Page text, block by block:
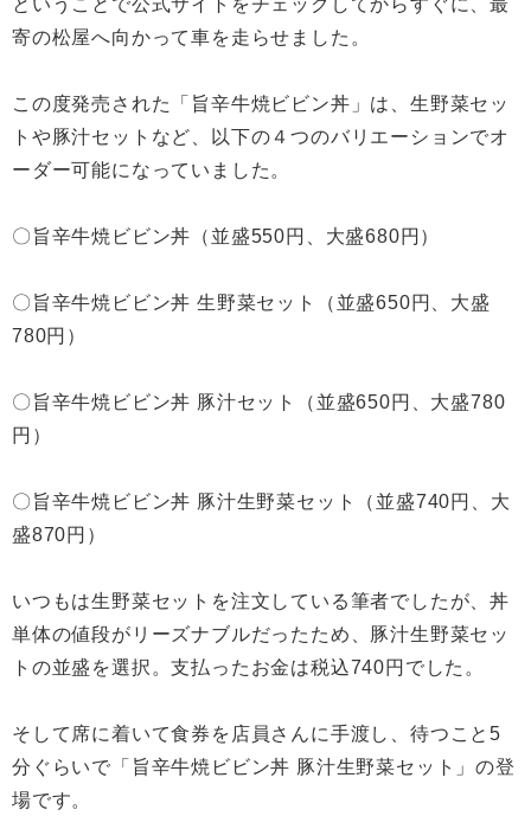
ということで公式サイトをチェックしてからすぐに、最
寄の松屋へ向かって車を走らせました。
この度発売された「旨辛牛焼ビビン丼」は、生野菜セッ
トや豚汁セットなど、以下の４つのバリエーションでオ
ーダー可能になっていました。
〇旨辛牛焼ビビン丼（並盛550円、大盛680円）
〇旨辛牛焼ビビン丼 生野菜セット（並盛650円、大盛
780円）
〇旨辛牛焼ビビン丼 豚汁セット（並盛650円、大盛780
円）
〇旨辛牛焼ビビン丼 豚汁生野菜セット（並盛740円、大
盛870円）
いつもは生野菜セットを注文している筆者でしたが、丼
単体の値段がリーズナブルだったため、豚汁生野菜セッ
トの並盛を選択。支払ったお金は税込740円でした。
そして席に着いて食券を店員さんに手渡し、待つこと5
分ぐらいで「旨辛牛焼ビビン丼 豚汁生野菜セット」の登
場です。